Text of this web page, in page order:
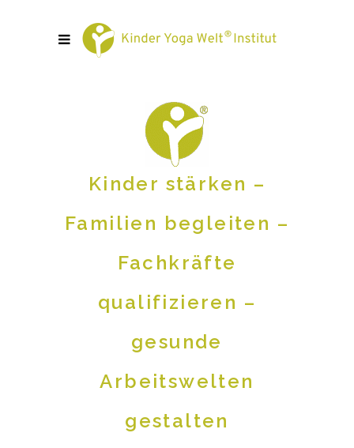
Kinder stärken –
Familien begleiten –
Fachkräfte
qualifizieren –
gesunde
Arbeitswelten
gestalten